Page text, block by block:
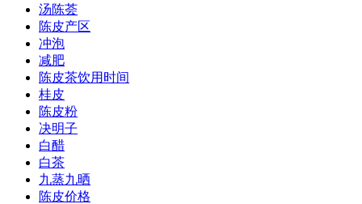
汤陈荟
陈皮产区
冲泡
减肥
陈皮茶饮用时间
桂皮
陈皮粉
决明子
白醋
白茶
九蒸九晒
陈皮价格